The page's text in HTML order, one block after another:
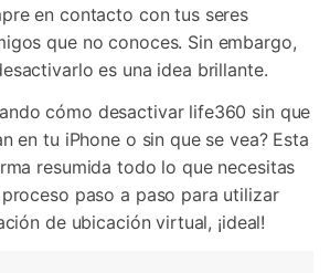
en contacto con tus seres
que no conoces. Sin embargo,
es una idea brillante.
cómo desactivar life360 sin que
en tu iPhone o sin que se vea? Esta
resumida todo lo que necesitas
paso a paso para utilizar
de ubicación virtual, ¡ideal!